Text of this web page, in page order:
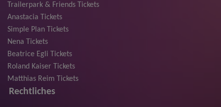
Trailerpark & Friends Tickets
Anastacia Tickets
Simple Plan Tickets
Nena Tickets
Beatrice Egli Tickets
Roland Kaiser Tickets
Matthias Reim Tickets
Rechtliches